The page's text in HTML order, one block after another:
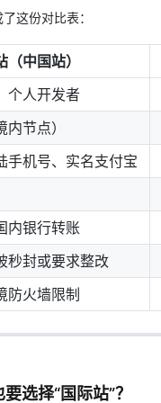
这份对比表：
（中国站）
个人开发者
内节点）
手机号、实名支付宝
内银行转账
秒封或要求整改
防火墙限制
选择“国际站”？